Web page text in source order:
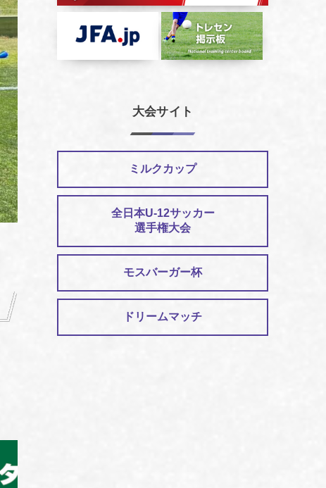
大会サイト
ミルクカップ
全日本U-12サッカー
選手権大会
モスバーガー杯
ドリームマッチ